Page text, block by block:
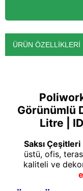
ÜRÜN ÖZELLIKLERI
Görünümlü
Litre |
Saksı Çeşitleri
üstü, ofis,
kaliteli ve